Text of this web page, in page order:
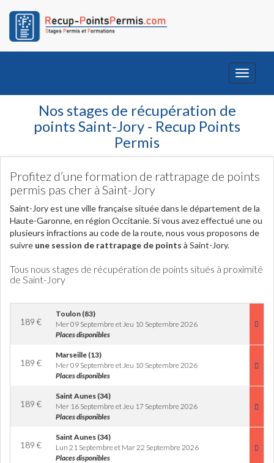
Toggle
Nos stages de récupération de
points Saint-Jory - Recup Points
Permis
Profitez d’une formation de rattrapage de points
permis pas cher à Saint-Jory
Saint-Jory est une ville française située dans le département de la
Haute-Garonne, en région Occitanie. Si vous avez effectué une ou
plusieurs infractions au code de la route, nous vous proposons de
suivre une session de rattrapage de points à Saint-Jory.
Tous nous stages de récupération de points situés à proximité
de Saint-Jory
189 €
Toulon (83)
Mer 09 Septembre et Jeu 10 Septembre 2026
Places disponibles
189 €
Marseille (13)
Mer 09 Septembre et Jeu 10 Septembre 2026
Places disponibles
189 €
Saint Aunes (34)
Mer 16 Septembre et Jeu 17 Septembre 2026
Places disponibles
189 €
Saint Aunes (34)
Lun 21 Septembre et Mar 22 Septembre 2026
Places disponibles